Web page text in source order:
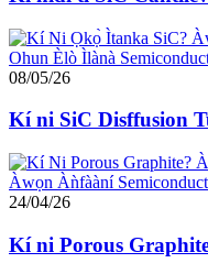
08/05/26
Kí ni SiC Disffusion
24/04/26
Kí ni Porous